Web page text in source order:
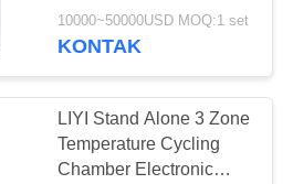
Kelembaban
10000~50000USD MOQ:1 set
KONTAK
LIYI Stand Alone 3 Zone
Temperature Cycling
Chamber Electronic